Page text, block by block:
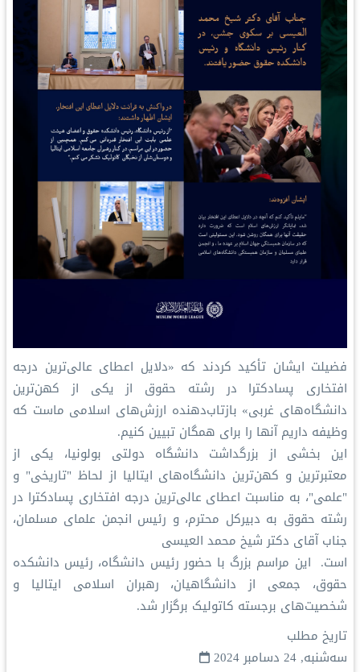
فضیلت ایشان تأکید کردند که «دلایل اعطای عالی‌ترین درجه
افتخاری پسادکترا در رشته حقوق از یکی از کهن‌ترین
دانشگاه‌های غربی» بازتاب‌دهنده ارزش‌های اسلامی ماست که
وظیفه داریم آنها را برای همگان تبیین کنیم.
این بخشی از بزرگداشت دانشگاه دولتی بولونیا، یکی از
معتبرترین و کهن‌ترین دانشگاه‌های ایتالیا از لحاظ "تاریخی" و
"علمی"، به مناسبت اعطای عالی‌ترین درجه افتخاری پسادکترا در
رشته حقوق به دبیرکل محترم، و رئیس انجمن علمای مسلمان،
جناب آقای دکتر شیخ محمد العیسی
است. این مراسم بزرگ با حضور رئیس دانشگاه، رئیس دانشکده
حقوق، جمعی از دانشگاهیان، رهبران اسلامی ایتالیا و
شخصیت‌های برجسته کاتولیک برگزار شد.
تاریخ مطلب
سه‌شنبه, 24 دسامبر 2024